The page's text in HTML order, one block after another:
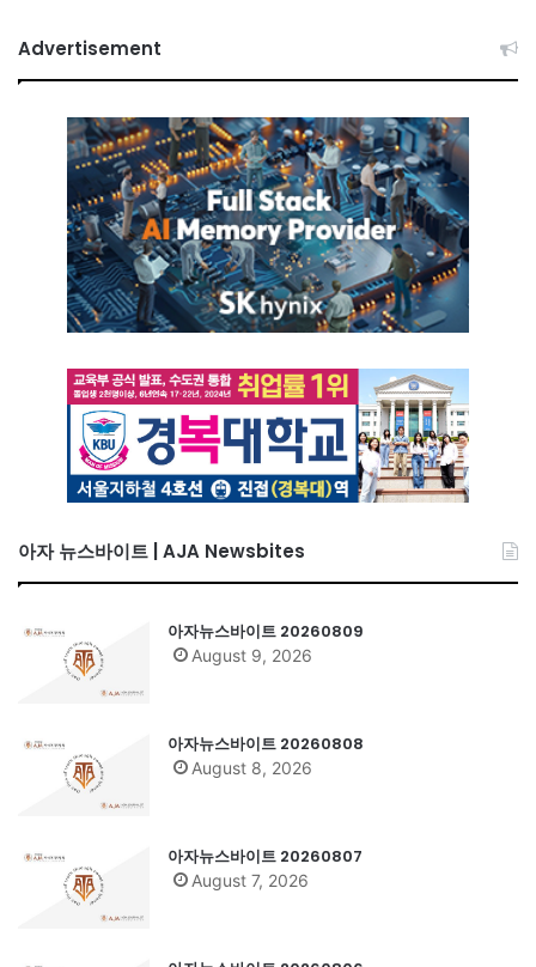
Advertisement
아자 뉴스바이트 | AJA Newsbites
아자뉴스바이트 20260809
August 9, 2026
아자뉴스바이트 20260808
August 8, 2026
아자뉴스바이트 20260807
August 7, 2026